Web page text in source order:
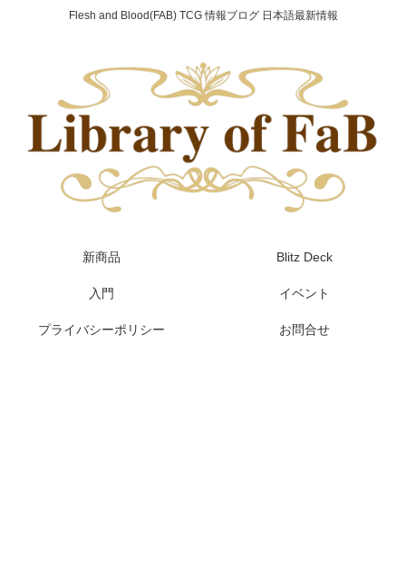
Flesh and Blood(FAB) TCG 情報ブログ 日本語最新情報
新商品 Blitz Deck
入門 イベント
プライバシーポリシー お問合せ